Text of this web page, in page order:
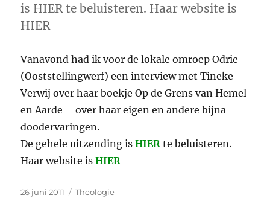
is HIER te beluisteren. Haar website is
HIER
Vanavond had ik voor de lokale omroep Odrie
(Ooststellingwerf) een interview met Tineke
Verwij over haar boekje Op de Grens van Hemel
en Aarde – over haar eigen en andere bijna-
doodervaringen.
De gehele uitzending isHIER te beluisteren.
Haar website isHIER
Geplaatst
26 juni 2011 Categorieën
Theologie